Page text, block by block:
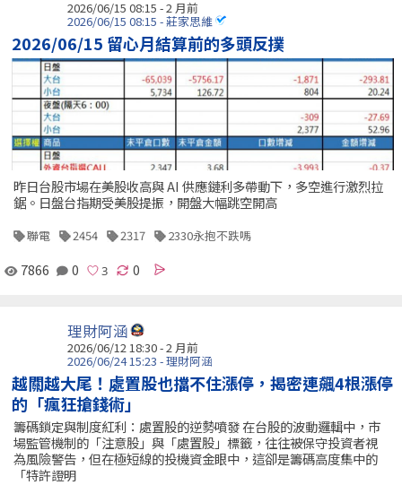
2026/06/15 08:15 - 2 月前
2026/06/15 08:15 - 莊家思維
2026/06/15 留心月結算前的多頭反撲
昨日台股市場在美股收高與 AI 供應鏈利多帶動下，多空進行激烈拉
鋸。日盤台指期受美股提振，開盤大幅跳空開高
聯電 2454 2317 2330永抱不跌嗎
7866 0 0
理財阿涵
2026/06/12 18:30 - 2 月前
2026/06/24 15:23 - 理財阿涵
越關越大尾！處置股也擋不住漲停，揭密連飆4根漲停
的「瘋狂搶錢術」
籌碼鎖定與制度紅利：處置股的逆勢噴發 在台股的波動邏輯中，市
場監管機制的「注意股」與「處置股」標籤，往往被保守投資者視
為風險警告，但在極短線的投機資金眼中，這卻是籌碼高度集中的
「特許證明